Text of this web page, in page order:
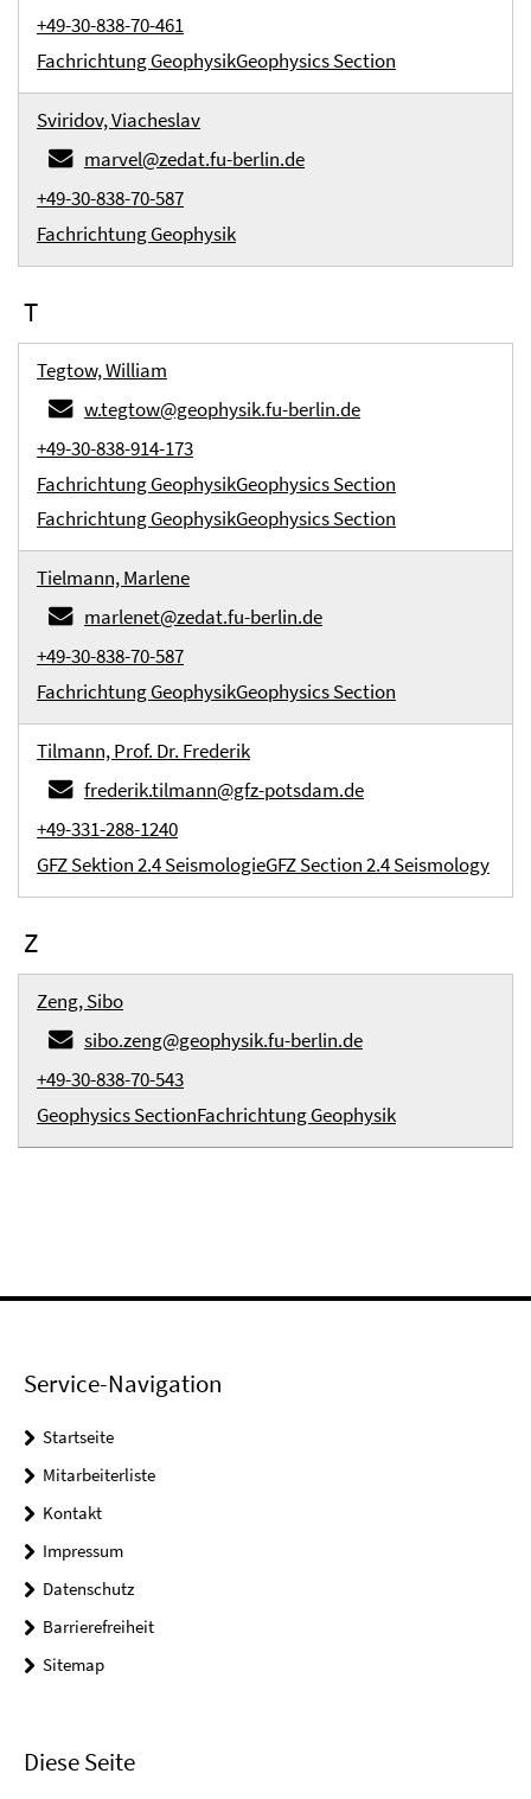
+49-30-838-70-461
Fachrichtung GeophysikGeophysics Section
Sviridov, Viacheslav
marvel@zedat.fu-berlin.de
+49-30-838-70-587
Fachrichtung Geophysik
T
Tegtow, William
w.tegtow@geophysik.fu-berlin.de
+49-30-838-914-173
Fachrichtung GeophysikGeophysics Section
Fachrichtung GeophysikGeophysics Section
Tielmann, Marlene
marlenet@zedat.fu-berlin.de
+49-30-838-70-587
Fachrichtung GeophysikGeophysics Section
Tilmann, Prof. Dr. Frederik
frederik.tilmann@gfz-potsdam.de
+49-331-288-1240
GFZ Sektion 2.4 SeismologieGFZ Section 2.4 Seismology
Z
Zeng, Sibo
sibo.zeng@geophysik.fu-berlin.de
+49-30-838-70-543
Geophysics SectionFachrichtung Geophysik
Service-Navigation
Startseite
Mitarbeiterliste
Kontakt
Impressum
Datenschutz
Barrierefreiheit
Sitemap
Diese Seite